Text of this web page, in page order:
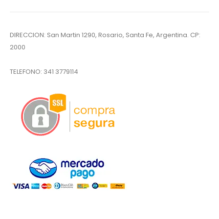
DIRECCION: San Martin 1290, Rosario, Santa Fe, Argentina. CP:
2000
TELEFONO: 341 3779114